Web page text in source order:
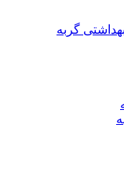
بهداشتی گربه